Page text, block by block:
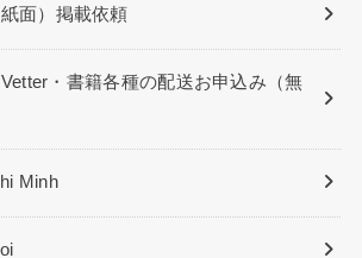
面）掲載依頼
Vetter・書籍各種の配送お申込み（無
Minh